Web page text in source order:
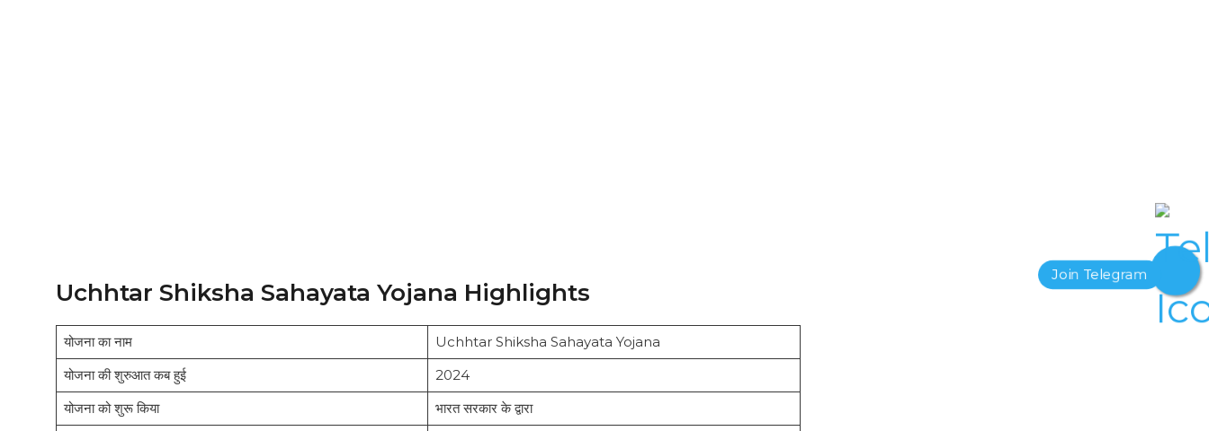
Uchhtar Shiksha Sahayata Yojana Highlights
योजना का नाम
Uchhtar Shiksha Sahayata Yojana
योजना की शुरुआत कब हुई
2024
योजना को शुरू किया
भारत सरकार के द्वारा